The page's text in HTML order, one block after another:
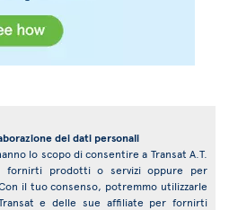
dei dati personali
lo scopo di consentire a Transat A.T.
fornirti prodotti o servizi oppure per
il tuo consenso, potremmo utilizzarle
e delle sue affiliate per fornirti